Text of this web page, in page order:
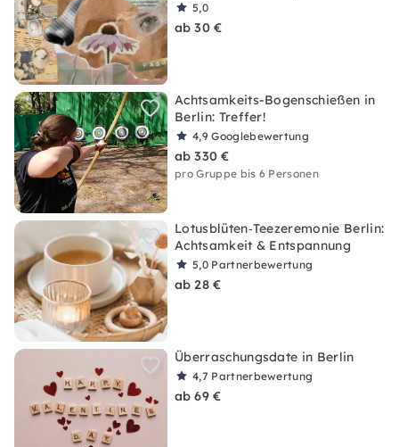
5,0
ab 30 €
Achtsamkeits-Bogenschießen in
Berlin: Treffer!
4,9Googlebewertung
ab 330 €
pro Gruppe bis 6 Personen
Lotusblüten‑Teezeremonie Berlin:
Achtsamkeit & Entspannung
5,0 Partnerbewertung
ab 28 €
Überraschungsdate in Berlin
4,7 Partnerbewertung
ab 69 €